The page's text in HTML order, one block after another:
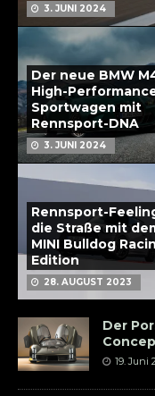
3. JUNI 2024
Der neue BMW
High-
Sportwagen mit
Rennsport-DNA
3. JUNI 2024
Rennsport-
die Straße mit
MINI Bulldog
Edition
28. AUGUST 2023
Der
19. Juni